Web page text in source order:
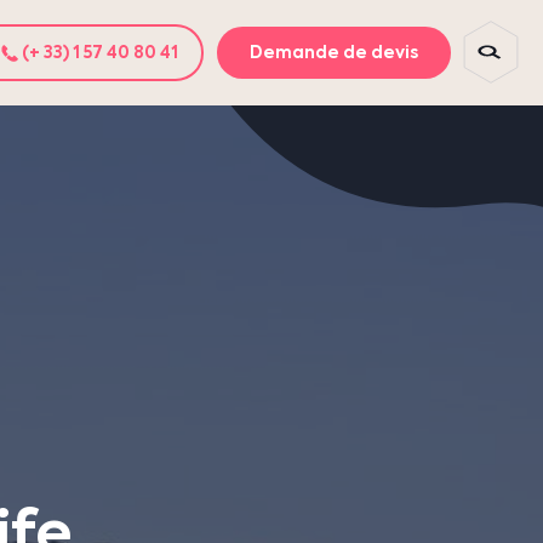
(+ 33) 1 57 40 80 41 Demande de devis